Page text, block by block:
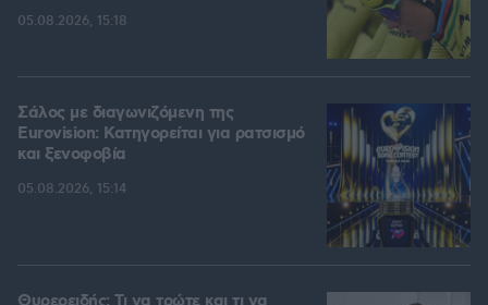
05.08.2026, 15:18
Σάλος με διαγωνιζόμενη της
Eurovision: Κατηγορείται για ρατσισμό
και ξενοφοβία
05.08.2026, 15:14